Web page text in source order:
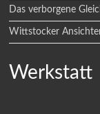
Das verborgene
Wittstocker
Werkstatt